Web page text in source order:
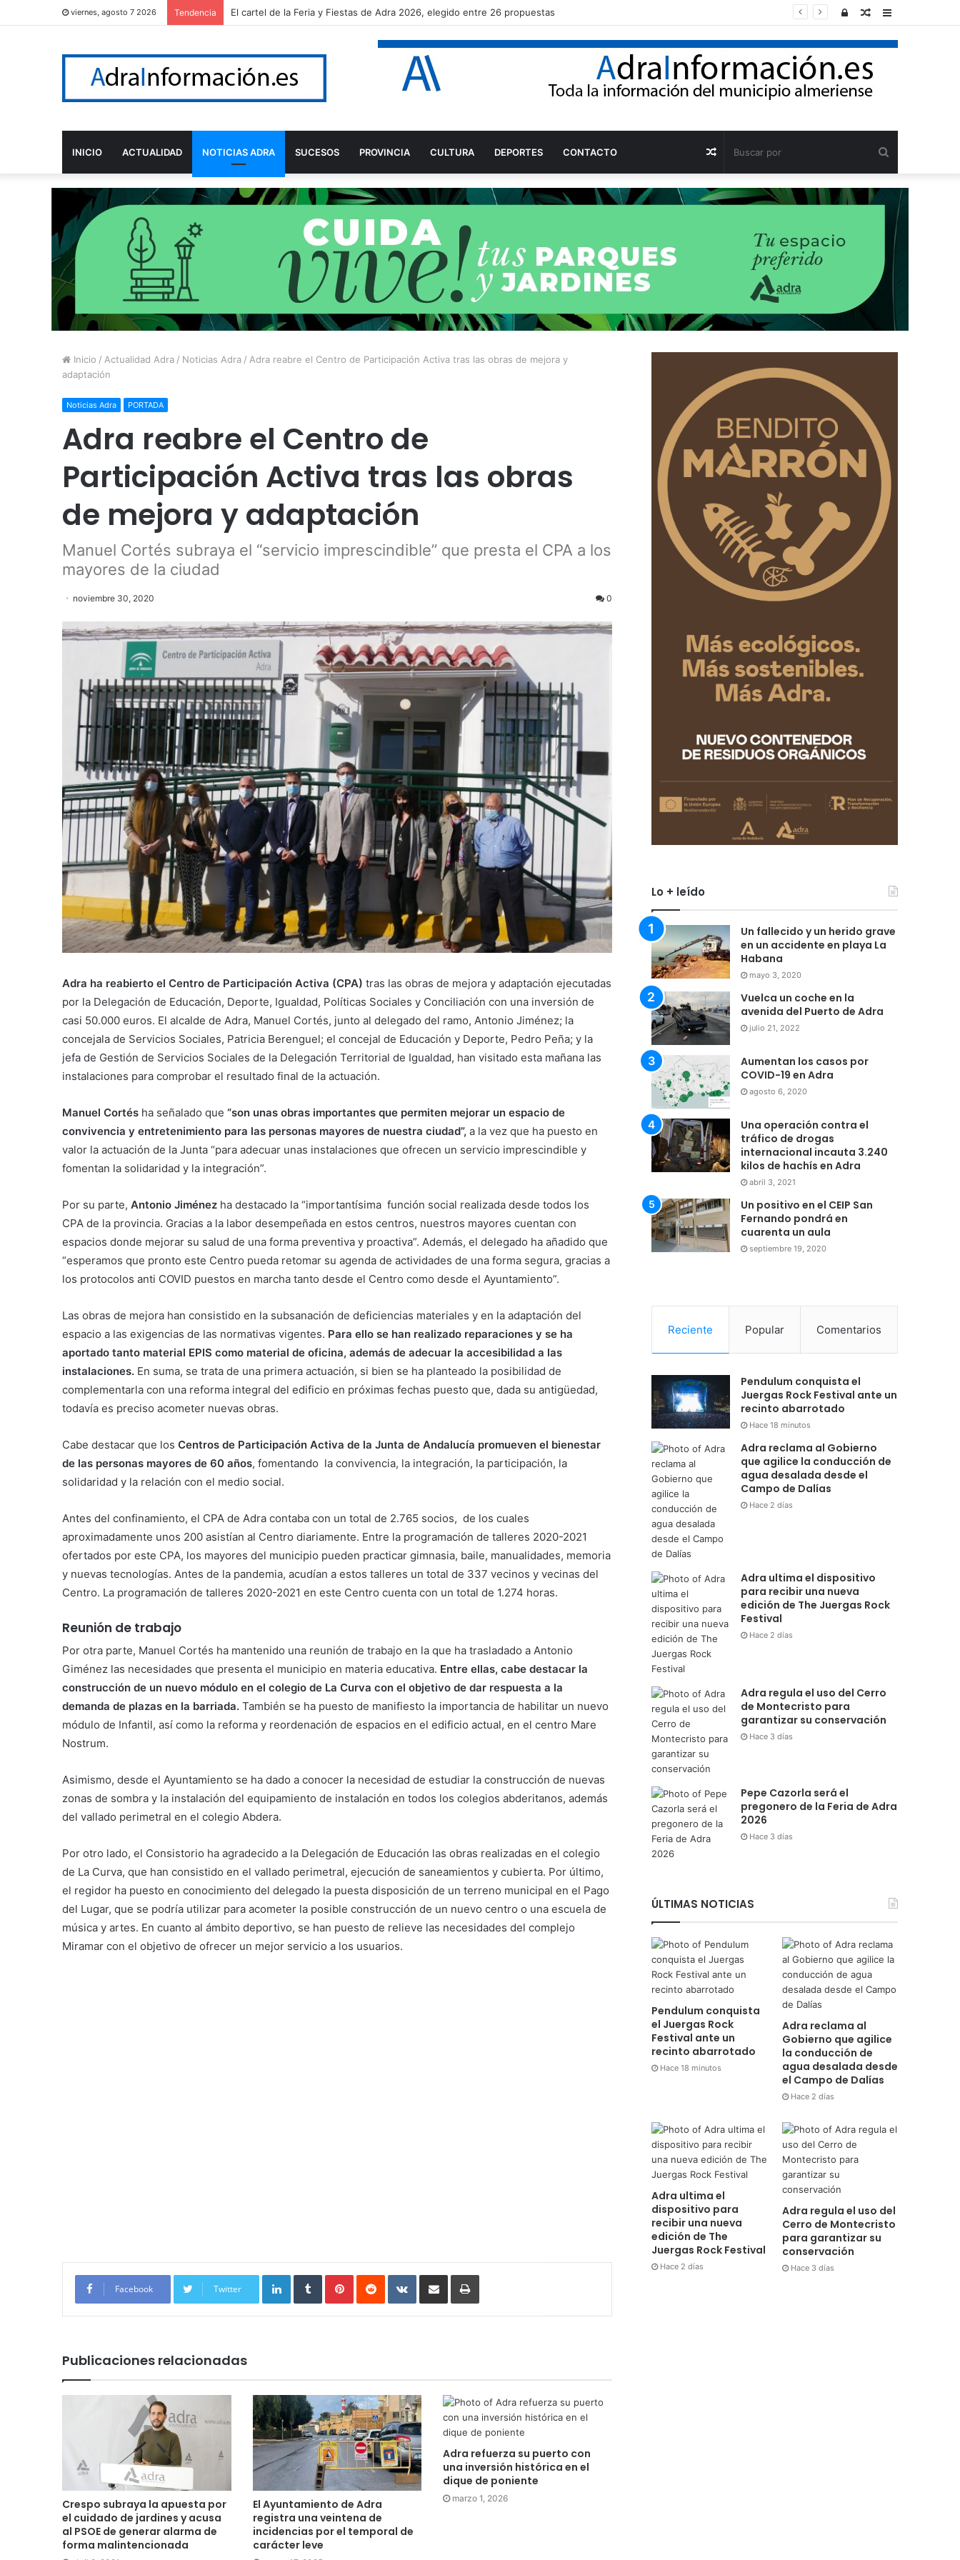
viernes, agosto 7 2026 Tendencia El cartel de la Feria y Fiestas de Adra 2026, elegido entre 26 propuestas Barra
Publicación
azar
Acceso
INICIO ACTUALIDAD NOTICIAS ADRA SUCESOS PROVINCIA CULTURA DEPORTES CONTACTO
por
Publicación
al
Inicio / Actualidad Adra / Noticias Adra / Adra reabre el Centro de Participación Activa tras las obras de mejora y
adaptación
Noticias Adra PORTADA
Adra reabre el Centro de
Participación Activa tras las obras
de mejora y adaptación
Manuel Cortés subraya el “servicio imprescindible” que presta el CPA a los
mayores de la ciudad
noviembre 30, 2020 0
Adra ha reabierto el Centro de Participación Activa (CPA) tras las obras de mejora y adaptación ejecutadas
por la Delegación de Educación, Deporte, Igualdad, Políticas Sociales y Conciliación con una inversión de
casi 50.000 euros. El alcalde de Adra, Manuel Cortés, junto al delegado del ramo, Antonio Jiménez; la
concejala de Servicios Sociales, Patricia Berenguel; el concejal de Educación y Deporte, Pedro Peña; y la
jefa de Gestión de Servicios Sociales de la Delegación Territorial de Igualdad, han visitado esta mañana las
instalaciones para comprobar el resultado final de la actuación.
Manuel Cortés ha señalado que “son unas obras importantes que permiten mejorar un espacio de
convivencia y entretenimiento para las personas mayores de nuestra ciudad”, a la vez que ha puesto en
valor la actuación de la Junta “para adecuar unas instalaciones que ofrecen un servicio imprescindible y
fomentan la solidaridad y la integración”.
Por su parte, Antonio Jiménez ha destacado la “importantísima función social realizada desde todos los
CPA de la provincia. Gracias a la labor desempeñada en estos centros, nuestros mayores cuentan con
espacios donde mejorar su salud de una forma preventiva y proactiva”. Además, el delegado ha añadido que
“esperamos que pronto este Centro pueda retomar su agenda de actividades de una forma segura, gracias a
los protocolos anti COVID puestos en marcha tanto desde el Centro como desde el Ayuntamiento”.
Las obras de mejora han consistido en la subsanación de deficiencias materiales y en la adaptación del
espacio a las exigencias de las normativas vigentes. Para ello se han realizado reparaciones y se ha
aportado tanto material EPIS como material de oficina, además de adecuar la accesibilidad a las
instalaciones. En suma, se trata de una primera actuación, si bien se ha planteado la posibilidad de
complementarla con una reforma integral del edificio en próximas fechas puesto que, dada su antigüedad,
todavía es preciso acometer nuevas obras.
Cabe destacar que los Centros de Participación Activa de la Junta de Andalucía promueven el bienestar
de las personas mayores de 60 años, fomentando la convivencia, la integración, la participación, la
solidaridad y la relación con el medio social.
Antes del confinamiento, el CPA de Adra contaba con un total de 2.765 socios, de los cuales
aproximadamente unos 200 asistían al Centro diariamente. Entre la programación de talleres 2020-2021
ofertados por este CPA, los mayores del municipio pueden practicar gimnasia, baile, manualidades, memoria
y nuevas tecnologías. Antes de la pandemia, acudían a estos talleres un total de 337 vecinos y vecinas del
Centro. La programación de talleres 2020-2021 en este Centro cuenta con un total de 1.274 horas.
Reunión de trabajo
Por otra parte, Manuel Cortés ha mantenido una reunión de trabajo en la que ha trasladado a Antonio
Giménez las necesidades que presenta el municipio en materia educativa. Entre ellas, cabe destacar la
construcción de un nuevo módulo en el colegio de La Curva con el objetivo de dar respuesta a la
demanda de plazas en la barriada. También se ha puesto de manifiesto la importancia de habilitar un nuevo
módulo de Infantil, así como la reforma y reordenación de espacios en el edificio actual, en el centro Mare
Nostrum.
Asimismo, desde el Ayuntamiento se ha dado a conocer la necesidad de estudiar la construcción de nuevas
zonas de sombra y la instalación del equipamiento de instalación en todos los colegios abderitanos, además
del vallado perimetral en el colegio Abdera.
Por otro lado, el Consistorio ha agradecido a la Delegación de Educación las obras realizadas en el colegio
de La Curva, que han consistido en el vallado perimetral, ejecución de saneamientos y cubierta. Por último,
el regidor ha puesto en conocimiento del delegado la puesta disposición de un terreno municipal en el Pago
del Lugar, que se podría utilizar para acometer la posible construcción de un nuevo centro o una escuela de
música y artes. En cuanto al ámbito deportivo, se han puesto de relieve las necesidades del complejo
Miramar con el objetivo de ofrecer un mejor servicio a los usuarios.
Facebook Twitter
LinkedInTumblrPinterestReddit VKontakteCompartir por correo electrónicoImprimir
Publicaciones relacionadas
Crespo subraya la apuesta por
el cuidado de jardines y acusa
al PSOE de generar alarma de
forma malintencionada
El Ayuntamiento de Adra
registra una veintena de
incidencias por el temporal de
carácter leve
Adra refuerza su puerto con
una inversión histórica en el
dique de poniente
marzo 1, 2026
Lo + leído
Un fallecido y un herido grave
en un accidente en playa La
Habana
mayo 3, 2020
Vuelca un coche en la
avenida del Puerto de Adra
julio 21, 2022
Aumentan los casos por
COVID-19 en Adra
agosto 6, 2020
Una operación contra el
tráfico de drogas
internacional incauta 3.240
kilos de hachís en Adra
abril 3, 2021
Un positivo en el CEIP San
Fernando pondrá en
cuarenta un aula
septiembre 19, 2020
Reciente Popular Comentarios
Pendulum conquista el
Juergas Rock Festival ante un
recinto abarrotado
Hace 18 minutos
Adra reclama al Gobierno
que agilice la conducción de
agua desalada desde el
Campo de Dalías
Hace 2 días
Adra ultima el dispositivo
para recibir una nueva
edición de The Juergas Rock
Festival
Hace 2 días
Adra regula el uso del Cerro
de Montecristo para
garantizar su conservación
Hace 3 días
Pepe Cazorla será el
pregonero de la Feria de Adra
2026
Hace 3 días
ÚLTIMAS NOTICIAS
Pendulum conquista
el Juergas Rock
Festival ante un
recinto abarrotado
Hace 18 minutos
Adra reclama al
Gobierno que agilice
la conducción de
agua desalada desde
el Campo de Dalías
Hace 2 días
Adra ultima el
dispositivo para
recibir una nueva
edición de The
Juergas Rock Festival
Hace 2 días
Adra regula el uso del
Cerro de Montecristo
para garantizar su
conservación
Hace 3 días